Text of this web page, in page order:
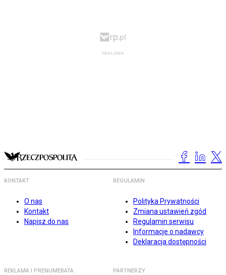
KONTAKT
O nas
Kontakt
Napisz do nas
REGULAMIN
Polityka Prywatności
Zmiana ustawień zgód
Regulamin serwisu
Informacje o nadawcy
Deklaracja dostępności
REKLAMA I PRENUMERATA PARTNERZY